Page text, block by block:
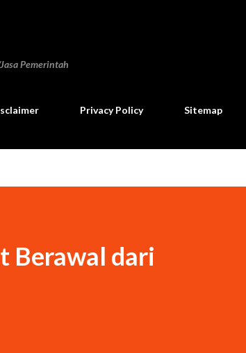
Pemerintah
Privacy Policy Sitemap
Berawal dari